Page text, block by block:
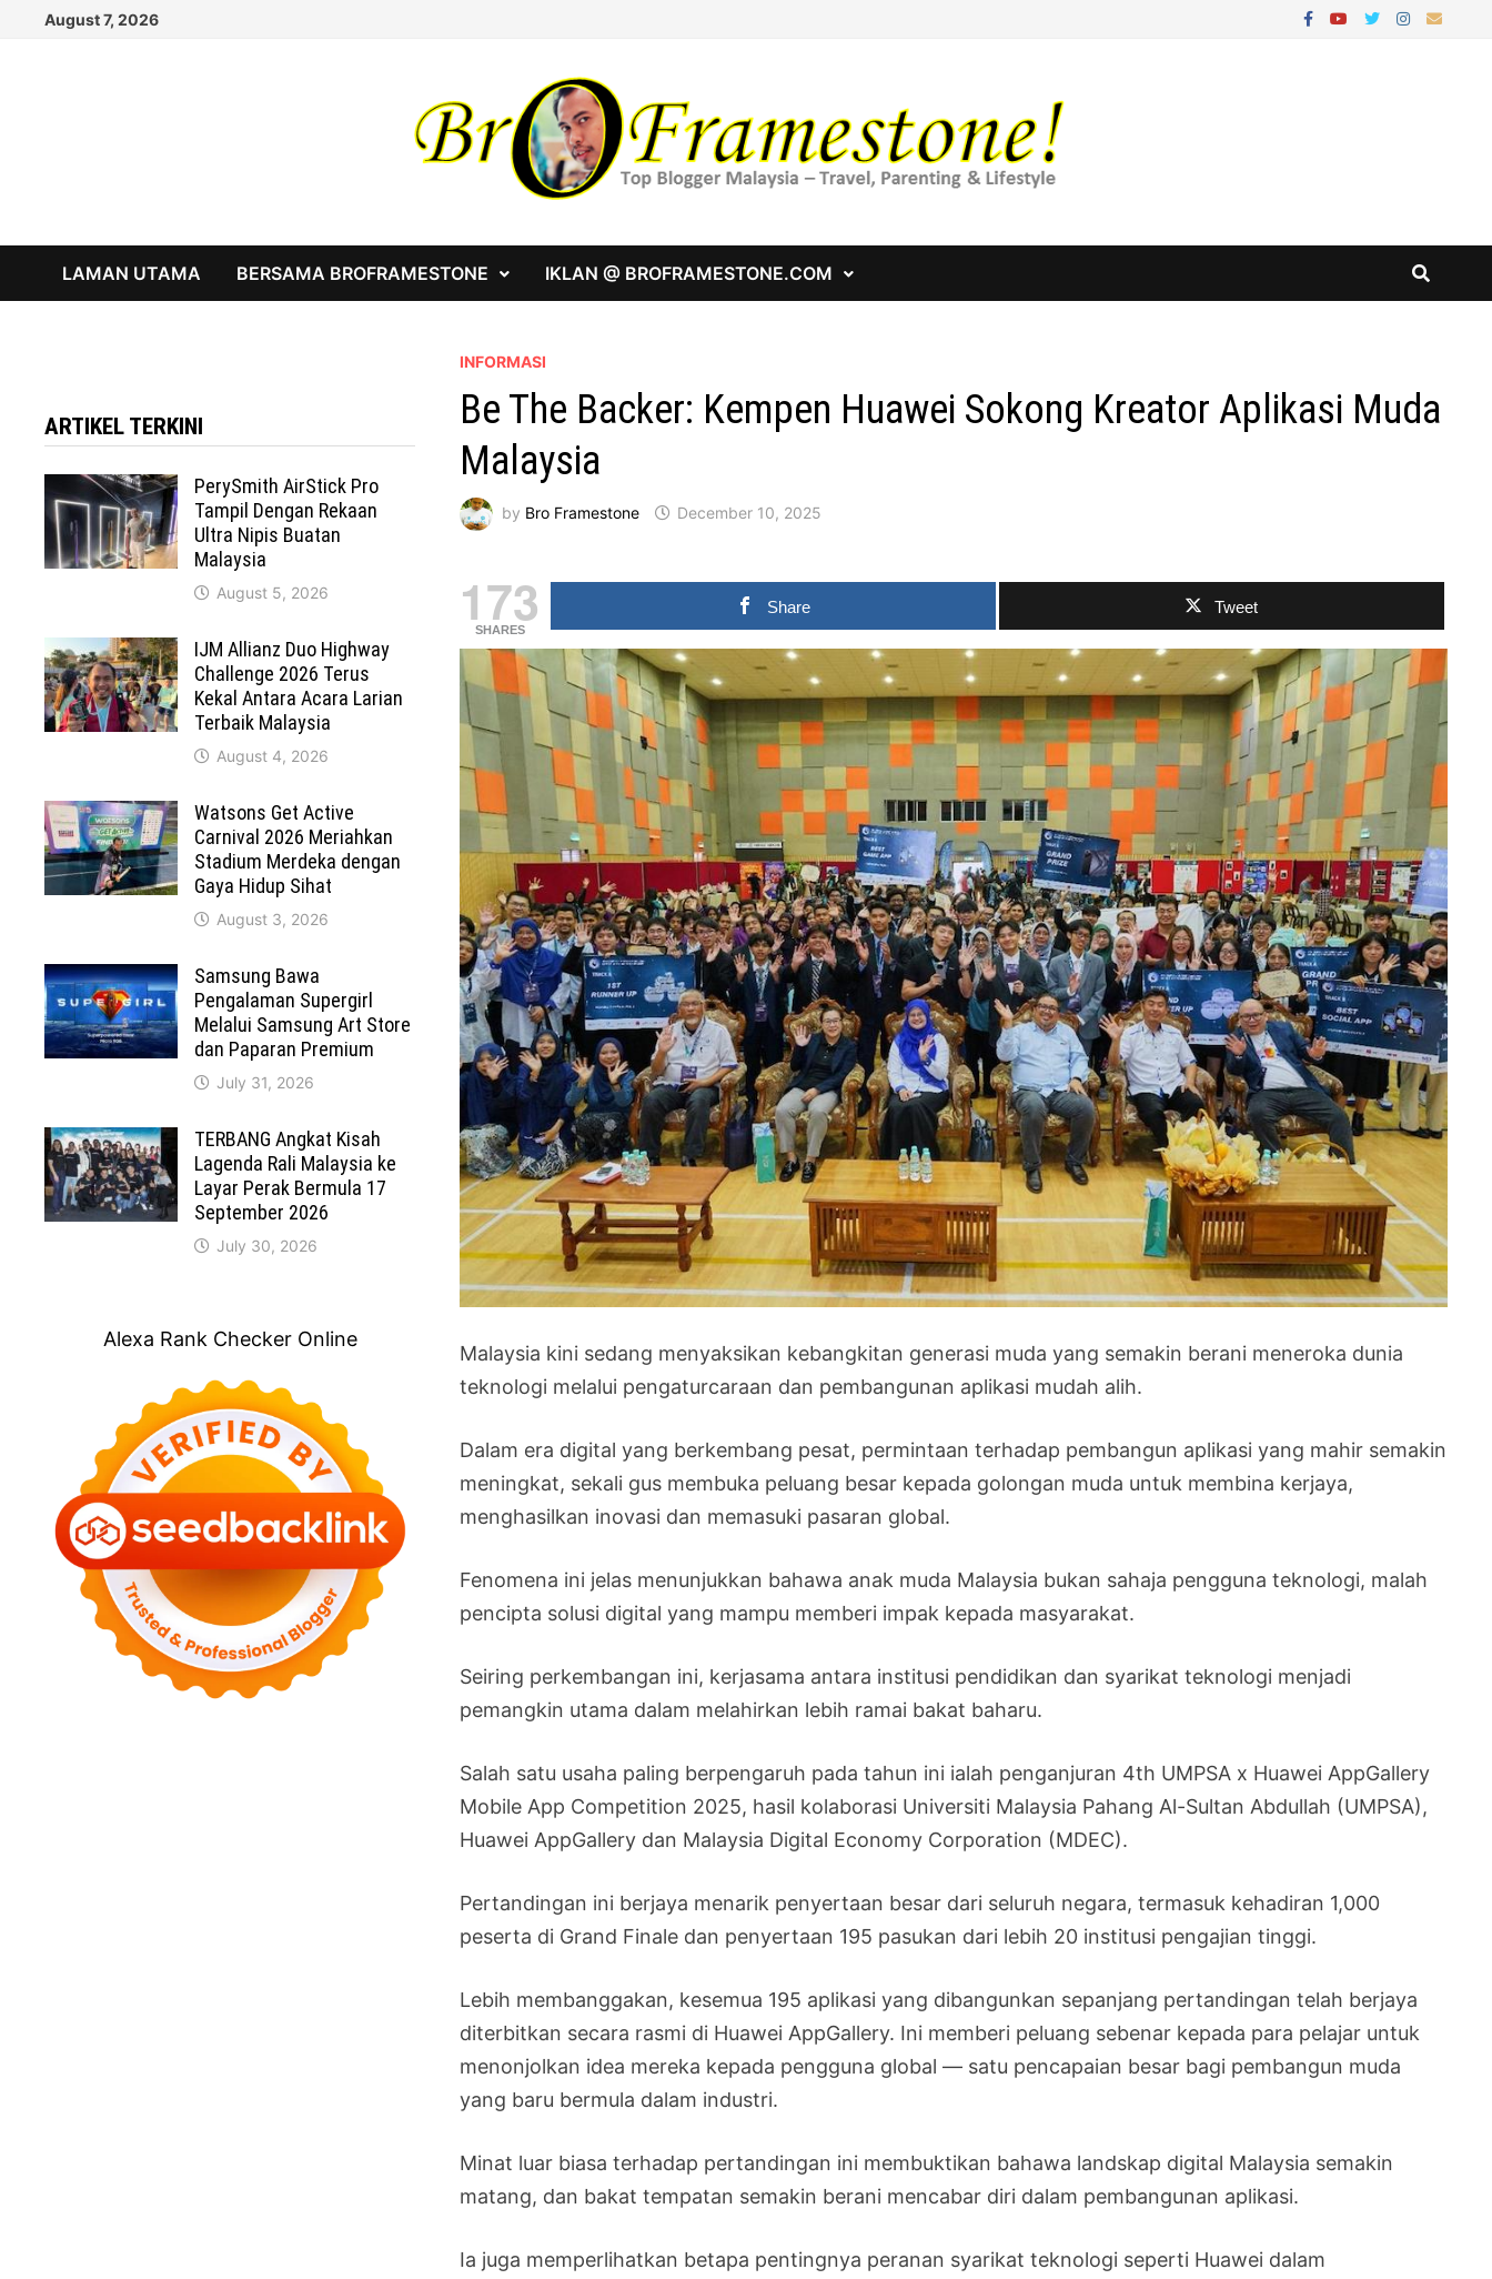
August 7, 2026
LAMAN UTAMA BERSAMA BROFRAMESTONE IKLAN @ BROFRAMESTONE.COM
INFORMASI
Be The Backer: Kempen Huawei Sokong Kreator Aplikasi Muda
Malaysia
by Bro Framestone December 10, 2025
173
SHARES
Share Tweet
Malaysia kini sedang menyaksikan kebangkitan generasi muda yang semakin berani meneroka dunia
teknologi melalui pengaturcaraan dan pembangunan aplikasi mudah alih.
Dalam era digital yang berkembang pesat, permintaan terhadap pembangun aplikasi yang mahir semakin
meningkat, sekali gus membuka peluang besar kepada golongan muda untuk membina kerjaya,
menghasilkan inovasi dan memasuki pasaran global.
Fenomena ini jelas menunjukkan bahawa anak muda Malaysia bukan sahaja pengguna teknologi, malah
pencipta solusi digital yang mampu memberi impak kepada masyarakat.
Seiring perkembangan ini, kerjasama antara institusi pendidikan dan syarikat teknologi menjadi
pemangkin utama dalam melahirkan lebih ramai bakat baharu.
Salah satu usaha paling berpengaruh pada tahun ini ialah penganjuran 4th UMPSA x Huawei AppGallery
Mobile App Competition 2025, hasil kolaborasi Universiti Malaysia Pahang Al-Sultan Abdullah (UMPSA),
Huawei AppGallery dan Malaysia Digital Economy Corporation (MDEC).
Pertandingan ini berjaya menarik penyertaan besar dari seluruh negara, termasuk kehadiran 1,000
peserta di Grand Finale dan penyertaan 195 pasukan dari lebih 20 institusi pengajian tinggi.
Lebih membanggakan, kesemua 195 aplikasi yang dibangunkan sepanjang pertandingan telah berjaya
diterbitkan secara rasmi di Huawei AppGallery. Ini memberi peluang sebenar kepada para pelajar untuk
menonjolkan idea mereka kepada pengguna global — satu pencapaian besar bagi pembangun muda
yang baru bermula dalam industri.
Minat luar biasa terhadap pertandingan ini membuktikan bahawa landskap digital Malaysia semakin
matang, dan bakat tempatan semakin berani mencabar diri dalam pembangunan aplikasi.
Ia juga memperlihatkan betapa pentingnya peranan syarikat teknologi seperti Huawei dalam
ARTIKEL TERKINI
PerySmith AirStick Pro
Tampil Dengan Rekaan
Ultra Nipis Buatan
Malaysia
August 5, 2026
IJM Allianz Duo Highway
Challenge 2026 Terus
Kekal Antara Acara Larian
Terbaik Malaysia
August 4, 2026
Watsons Get Active
Carnival 2026 Meriahkan
Stadium Merdeka dengan
Gaya Hidup Sihat
August 3, 2026
Samsung Bawa
Pengalaman Supergirl
Melalui Samsung Art Store
dan Paparan Premium
July 31, 2026
TERBANG Angkat Kisah
Lagenda Rali Malaysia ke
Layar Perak Bermula 17
September 2026
July 30, 2026
Alexa Rank Checker Online